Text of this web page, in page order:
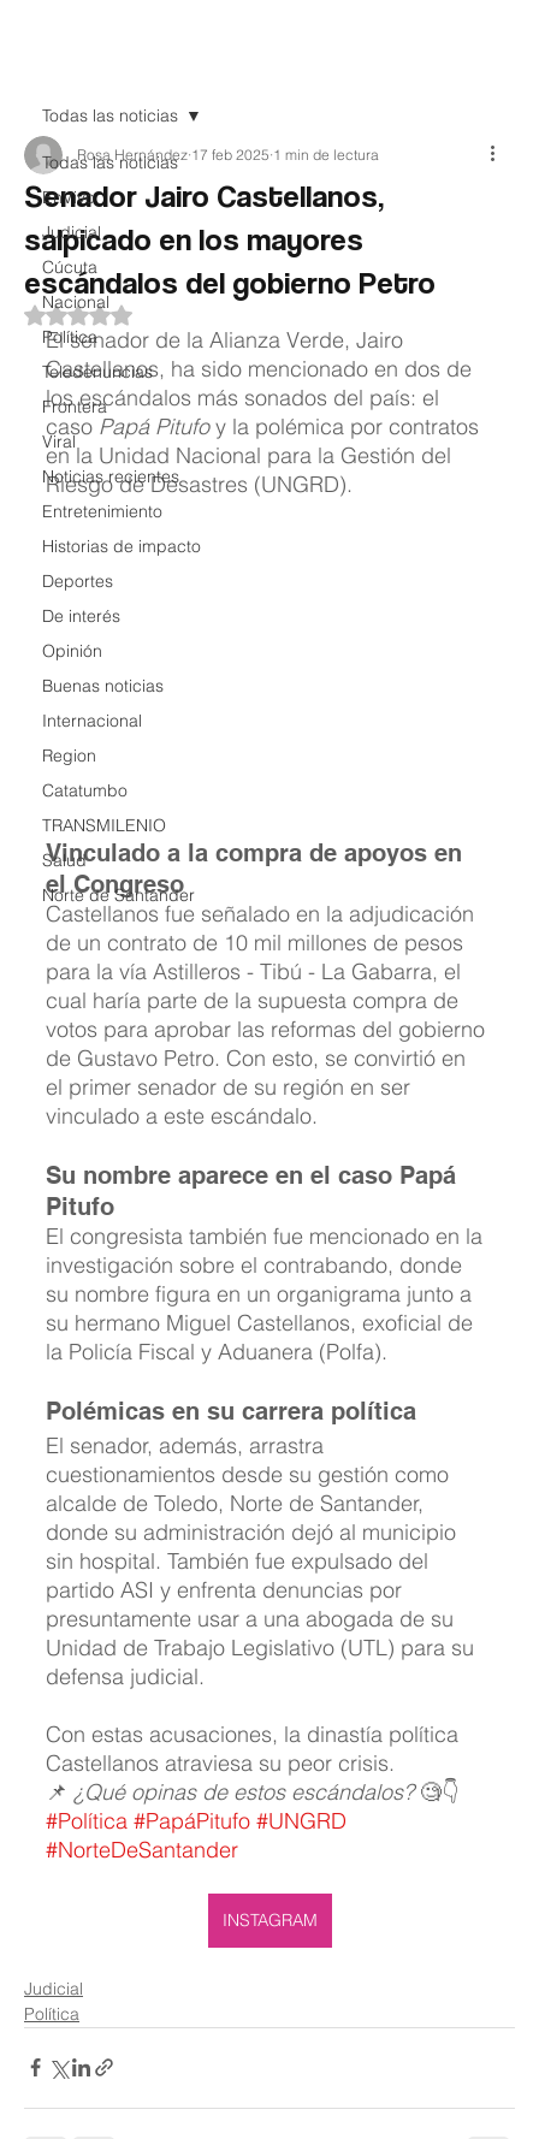
Todas las noticias
EnVivo
Judicial
Cúcuta
Nacional
Política
Teledenuncias
Frontera
Viral
Noticias recientes
Entretenimiento
Historias de impacto
Deportes
De interés
Opinión
Buenas noticias
Internacional
Region
Catatumbo
TRANSMILENIO
Salud
Norte de Santander
Todas las noticias
Senador Jairo Castellanos,
salpicado en los mayores
escándalos del gobierno Petro
Rosa Hernández 17 feb 2025 1 min de lectura
Obtuvo NaN de 5 estrellas.
El senador de la Alianza Verde, Jairo
Castellanos, ha sido mencionado en dos de
los escándalos más sonados del país: el
caso Papá Pitufo y la polémica por contratos
en la Unidad Nacional para la Gestión del
Riesgo de Desastres (UNGRD).
Vinculado a la compra de apoyos en
el Congreso
Castellanos fue señalado en la adjudicación
de un contrato de 10 mil millones de pesos
para la vía Astilleros - Tibú - La Gabarra, el
cual haría parte de la supuesta compra de
votos para aprobar las reformas del gobierno
de Gustavo Petro. Con esto, se convirtió en
el primer senador de su región en ser
vinculado a este escándalo.
Su nombre aparece en el caso Papá
Pitufo
El congresista también fue mencionado en la
investigación sobre el contrabando, donde
su nombre figura en un organigrama junto a
su hermano Miguel Castellanos, exoficial de
la Policía Fiscal y Aduanera (Polfa).
Polémicas en su carrera política
El senador, además, arrastra
cuestionamientos desde su gestión como
alcalde de Toledo, Norte de Santander,
donde su administración dejó al municipio
sin hospital. También fue expulsado del
partido ASI y enfrenta denuncias por
presuntamente usar a una abogada de su
Unidad de Trabajo Legislativo (UTL) para su
defensa judicial.
Con estas acusaciones, la dinastía política
Castellanos atraviesa su peor crisis.
📌 ¿Qué opinas de estos escándalos? 🧐👇
#Política #PapáPitufo #UNGRD
#NorteDeSantander
INSTAGRAM
Judicial
Política